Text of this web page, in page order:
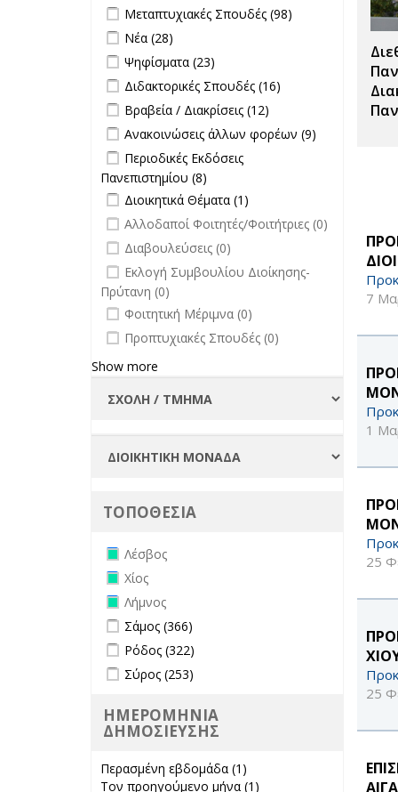
7
1
25
25
Apply Μεταπτυχιακές Σπουδές filter
Μεταπτυχιακές Σπουδές (98)
Μεταπτυχιακές
Apply Νέα filter
Νέα (28)
Apply Ψηφίσματα filter
Ψηφίσματα (23)
Apply Διδακτορικές Σπουδές filter
Διδακτορικές Σπουδές (16)
filter
Apply Βραβεία / Διακρίσεις filter
Βραβεία / Διακρίσεις (12)
Διακρίσεις
Apply Ανακοινώσεις άλλων φορέων
filter
Ανακοινώσεις άλλων φορέων (9)
Apply Περιοδικές Εκδόσεις
Πανεπιστημίου filter
Περιοδικές Εκδόσεις
Πανεπιστημίου (8)
Εκδόσεις
Πανεπιστημίου filter
Apply Διοικητικά Θέματα filter
Διοικητικά Θέματα (1)
undefined
Αλλοδαποί Φοιτητές/Φοιτήτριες (0)
undefined
Διαβουλεύσεις (0)
undefined
Εκλογή Συμβουλίου Διοίκησης-
Πρύτανη (0)
undefined
Φοιτητική Μέριμνα (0)
undefined
Προπτυχιακές Σπουδές (0)
Show more
ΤΟΠΟΘΕΣΙΑ
Remove Λέσβος filter
Λέσβος
Remove Χίος filter
Χίος
Remove Λήμνος filter
Λήμνος
Apply Σάμος filter
Σάμος (366)
Apply Ρόδος filter
Ρόδος (322)
Apply Σύρος filter
Σύρος (253)
ΗΜΕΡΟΜΗΝΙΑ
ΔΗΜΟΣΙΕΥΣΗΣ
Περασμένη εβδομάδα (1)
Περασμένη
Τον προηγούμενο μήνα (1)